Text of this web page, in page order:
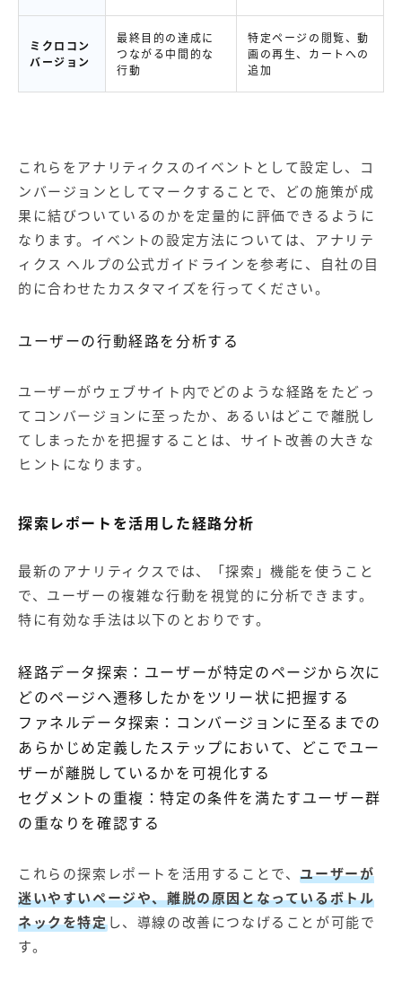
ミクロコン
バージョン
最終目的の達成に
つながる中間的な
行動
特定ページの閲覧、動
画の再生、カートへの
追加
これらをアナリティクスのイベントとして設定し、コ
ンバージョンとしてマークすることで、どの施策が成
果に結びついているのかを定量的に評価できるように
なります。イベントの設定方法については、 アナリテ
ィクス ヘルプの公式ガイドラインを参考に、自社の目
的に合わせたカスタマイズを行ってください。
ユーザーの行動経路を分析する
ユーザーがウェブサイト内でどのような経路をたどっ
てコンバージョンに至ったか、あるいはどこで離脱し
てしまったかを把握することは、サイト改善の大きな
ヒントになります。
探索レポートを活用した経路分析
最新のアナリティクスでは、「探索」機能を使うこと
で、ユーザーの複雑な行動を視覚的に分析できます。
特に有効な手法は以下のとおりです。
経路データ探索：ユーザーが特定のページから次に
どのページへ遷移したかをツリー状に把握する
ファネルデータ探索：コンバージョンに至るまでの
あらかじめ定義したステップにおいて、どこでユー
ザーが離脱しているかを可視化する
セグメントの重複：特定の条件を満たすユーザー群
の重なりを確認する
これらの探索レポートを活用することで、ユーザーが
迷いやすいページや、離脱の原因となっているボトル
ネックを特定し、導線の改善につなげることが可能で
す。